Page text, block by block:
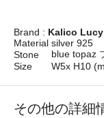
Brand : Kalico Lucy
Material silver 925
Stone
blue topaz
Size
W5x H10
その他の詳細